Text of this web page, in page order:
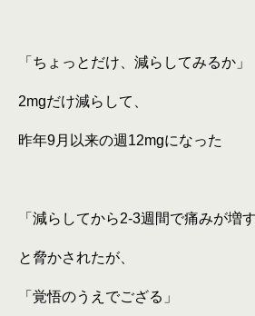
「ちょっとだけ、減らしてみるか」
2mgだけ減らして、
昨年9月以来の週 12mgになった
「減らしてから2-3週間で痛みが増
と脅かされたが、
「覚悟のうえでござる」